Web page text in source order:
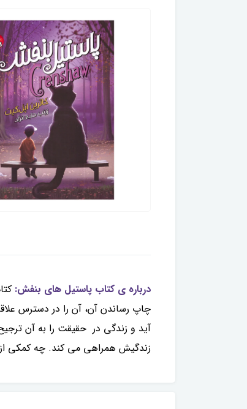
درباره ی کتاب پاستیل های بنفش:
چاپ رساندن آن، آن را در دسترس
آید و زندگی در حقیقت را به آن
زندگیش همراهی می کند. چه کمکی